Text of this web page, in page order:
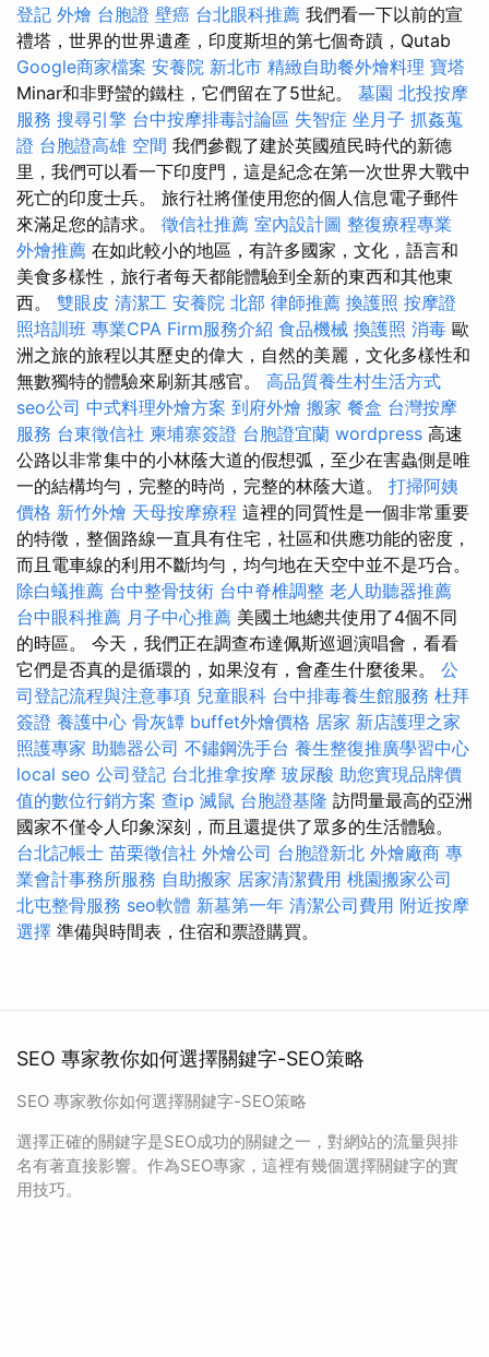
登記 外燴 台胞證 壁癌 台北眼科推薦 我們看一下以前的宣
禮塔，世界的世界遺產，印度斯坦的第七個奇蹟，Qutab
Google商家檔案 安養院 新北市 精緻自助餐外燴料理 寶塔
Minar和非野蠻的鐵柱，它們留在了5世紀。 墓園 北投按摩
服務 搜尋引擎 台中按摩排毒討論區 失智症 坐月子 抓姦蒐
證 台胞證高雄 空間 我們參觀了建於英國殖民時代的新德
里，我們可以看一下印度門，這是紀念在第一次世界大戰中
死亡的印度士兵。 旅行社將僅使用您的個人信息電子郵件
來滿足您的請求。 徵信社推薦 室內設計圖 整復療程專業
外燴推薦 在如此較小的地區，有許多國家，文化，語言和
美食多樣性，旅行者每天都能體驗到全新的東西和其他東
西。 雙眼皮 清潔工 安養院 北部 律師推薦 換護照 按摩證
照培訓班 專業CPA Firm服務介紹 食品機械 換護照 消毒 歐
洲之旅的旅程以其歷史的偉大，自然的美麗，文化多樣性和
無數獨特的體驗來刷新其感官。 高品質養生村生活方式
seo公司 中式料理外燴方案 到府外燴 搬家 餐盒 台灣按摩
服務 台東徵信社 柬埔寨簽證 台胞證宜蘭 wordpress 高速
公路以非常集中的小林蔭大道的假想弧，至少在害蟲側是唯
一的結構均勻，完整的時尚，完整的林蔭大道。 打掃阿姨
價格 新竹外燴 天母按摩療程 這裡的同質性是一個非常重要
的特徵，整個路線一直具有住宅，社區和供應功能的密度，
而且電車線的利用不斷均勻，均勻地在天空中並不是巧合。
除白蟻推薦 台中整骨技術 台中脊椎調整 老人助聽器推薦
台中眼科推薦 月子中心推薦 美國土地總共使用了4個不同
的時區。 今天，我們正在調查布達佩斯巡迴演唱會，看看
它們是否真的是循環的，如果沒有，會產生什麼後果。 公
司登記流程與注意事項 兒童眼科 台中排毒養生館服務 杜拜
簽證 養護中心 骨灰罈 buffet外燴價格 居家 新店護理之家
照護專家 助聽器公司 不鏽鋼洗手台 養生整復推廣學習中心
local seo 公司登記 台北推拿按摩 玻尿酸 助您實現品牌價
值的數位行銷方案 查ip 滅鼠 台胞證基隆 訪問量最高的亞洲
國家不僅令人印象深刻，而且還提供了眾多的生活體驗。
台北記帳士 苗栗徵信社 外燴公司 台胞證新北 外燴廠商 專
業會計事務所服務 自助搬家 居家清潔費用 桃園搬家公司
北屯整骨服務 seo軟體 新墓第一年 清潔公司費用 附近按摩
選擇 準備與時間表，住宿和票證購買。
SEO 專家教你如何選擇關鍵字-SEO策略
SEO 專家教你如何選擇關鍵字-SEO策略
選擇正確的關鍵字是SEO成功的關鍵之一，對網站的流量與排
名有著直接影響。作為SEO專家，這裡有幾個選擇關鍵字的實
用技巧。